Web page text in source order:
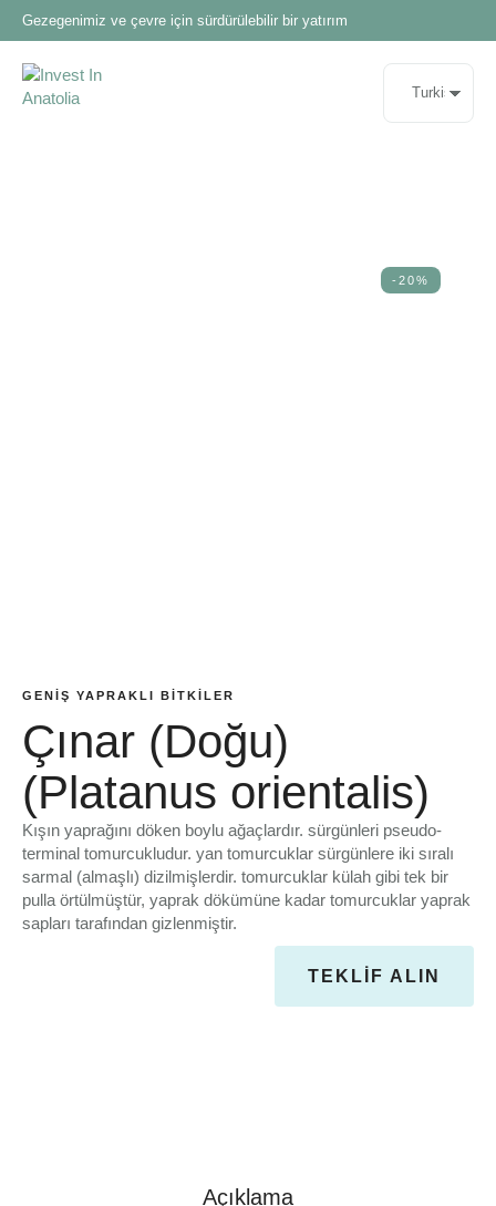
Gezegenimiz ve çevre için sürdürülebilir bir yatırım
-20%
GENIŞ YAPRAKLI BITKILER
Çınar (Doğu)
(Platanus orientalis)
Kışın yaprağını döken boylu ağaçlardır. sürgünleri pseudo-
terminal tomurcukludur. yan tomurcuklar sürgünlere iki sıralı
sarmal (almaşlı) dizilmişlerdir. tomurcuklar külah gibi tek bir
pulla örtülmüştür, yaprak dökümüne kadar tomurcuklar yaprak
sapları tarafından gizlenmiştir.
TEKLIF ALIN
Açıklama